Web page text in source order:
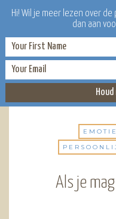
Als je
Hi! Wil je meer lezen over
dan aan